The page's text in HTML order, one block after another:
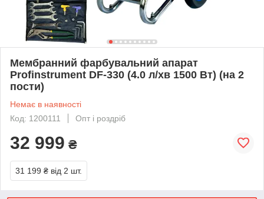
Мембранний фарбувальний апарат
Profinstrument DF-330 (4.0 л/хв 1500 Вт) (на 2
пости)
Немає в наявності
Код: 1200111
Опт і роздріб
32 999 ₴
31 199 ₴ від 2 шт.